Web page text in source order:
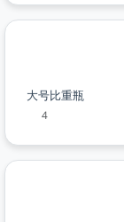
大号比重瓶
4